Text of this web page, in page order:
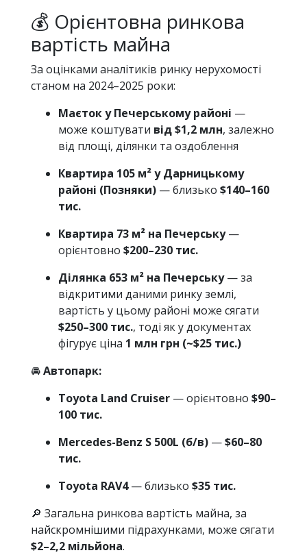
💰 Орієнтовна ринкова
вартість майна
За оцінками аналітиків ринку нерухомості
станом на 2024–2025 роки:
Маєток у Печерському районі —
може коштувати від $1,2 млн, залежно
від площі, ділянки та оздоблення
Квартира 105 м² у Дарницькому
районі (Позняки) — близько $140–160
тис.
Квартира 73 м² на Печерську—
орієнтовно $200–230 тис.
Ділянка 653 м² на Печерську— за
відкритими даними ринку землі,
вартість у цьому районі може сягати
$250–300 тис., тоді як у документах
фігурує ціна 1 млн грн (~$25 тис.)
🚘Автопарк:
Toyota Land Cruiser — орієнтовно $90–
100 тис.
Mercedes-Benz S 500L (б/в) —$60–80
тис.
Toyota RAV4— близько $35 тис.
🔎 Загальна ринкова вартість майна, за
найскромнішими підрахунками, може сягати
$2–2,2 мільйона.